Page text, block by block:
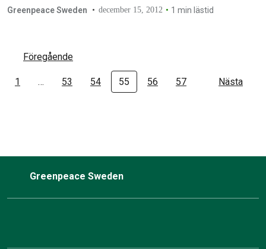
årligen över 500 ton svenskfångad räka i havet för att öka
Greenpeace Sweden december 15, 2012 1 min lästid
Föregående
1 … 53 54 55 56 57 Nästa
Greenpeace Sweden